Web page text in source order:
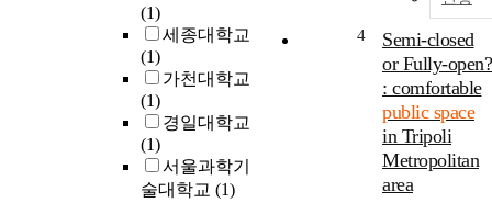
(1)
세종대학교
(1)
가천대학교
(1)
경일대학교
(1)
서울과학기
술대학교 (1)
4
Semi-closed
or Fully-open?
: comfortable
public space
in Tripoli
Metropolitan
area